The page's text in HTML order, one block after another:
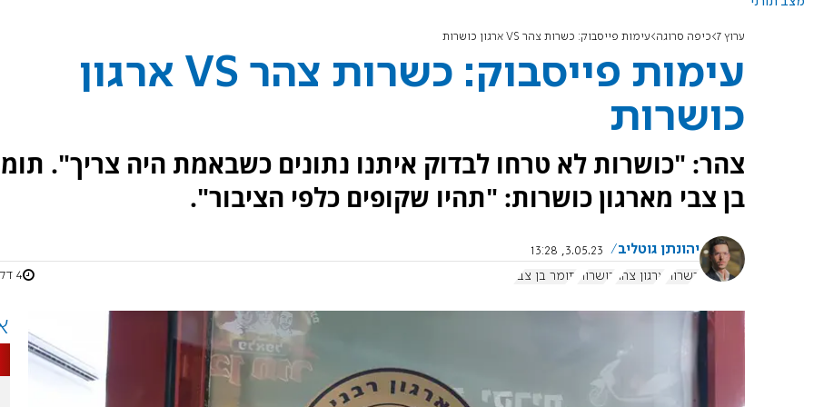
ערוץ 7 כיפה סרוגה עימות פייסבוק: כשרות צהר VS ארגון כושרות
עימות פייסבוק: כשרות צהר VS ארגון
כושרות
צהר: "כושרות לא טרחו לבדוק איתנו נתונים כשבאמת היה צריך".
בן צבי מארגון כושרות: "תהיו שקופים כלפי הציבור".
יהונתן גוטליב
3.05.23, 13:28
כשרות
ארגון צהר כושרות תומר בן צבי 4 דקות